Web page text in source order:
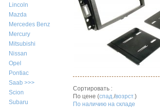
Lincoln
Mazda
Mercedes Benz
Mercury
Mitsubishi
Nissan
Opel
Pontiac
Saab >>>
Scion
Subaru
Сортировать :
По цене (спад./возрст.)
По наличию на складе